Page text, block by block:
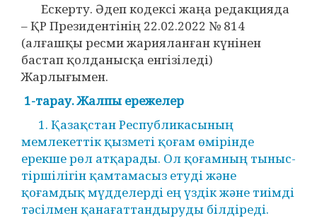
Ескерту. Әдеп кодексі жаңа редакцияда
– ҚР Президентінің 22.02.2022 № 814
(алғашқы ресми жарияланған күнінен
бастап қолданысқа енгізіледі)
Жарлығымен.
1-тарау. Жалпы ережелер
1. Қазақстан Республикасының
мемлекеттік қызметі қоғам өмірінде
ерекше рөл атқарады. Ол қоғамның тыныс-
тіршілігін қамтамасыз етуді және
қоғамдық мүдделерді ең үздік және тиімді
тәсілмен қанағаттандыруды білдіреді.